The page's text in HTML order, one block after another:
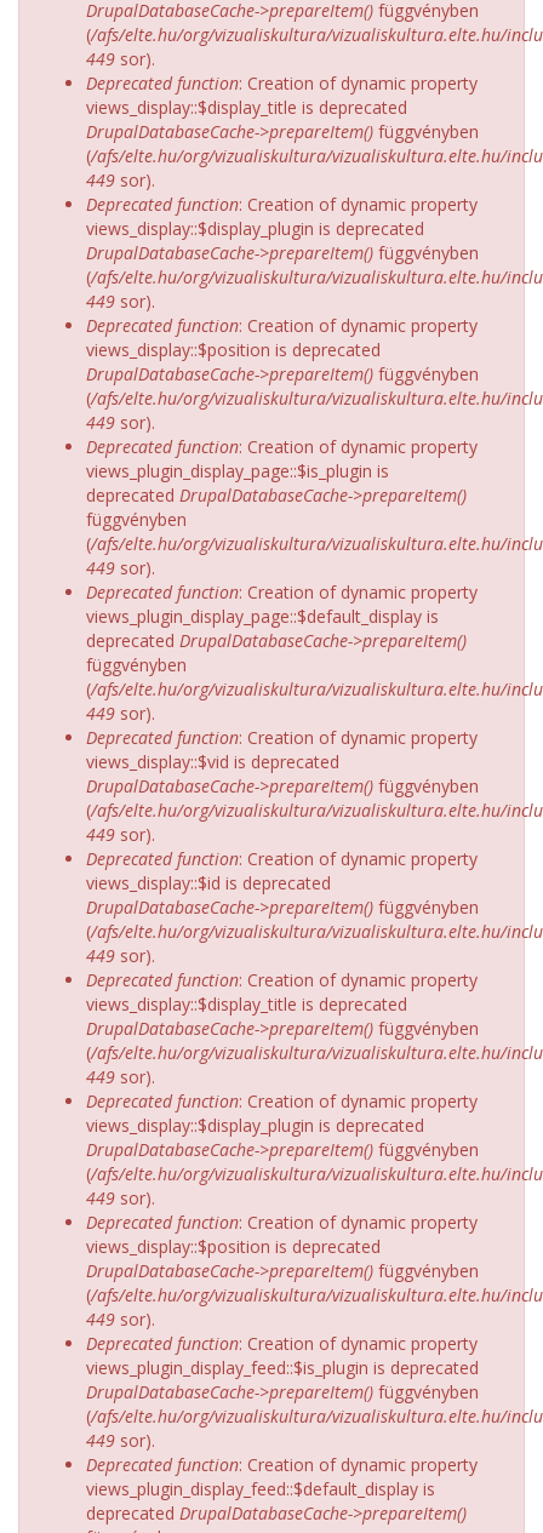
DrupalDatabaseCache->prepareItem() függvényben
(/afs/elte.hu/org/vizualiskultura/vizualiskultura.elte.hu/
449 sor).
Deprecated function: Creation of dynamic property
views_display::$display_title is deprecated
DrupalDatabaseCache->prepareItem() függvényben
(/afs/elte.hu/org/vizualiskultura/vizualiskultura.elte.hu/
449 sor).
Deprecated function: Creation of dynamic property
views_display::$display_plugin is deprecated
DrupalDatabaseCache->prepareItem() függvényben
(/afs/elte.hu/org/vizualiskultura/vizualiskultura.elte.hu/
449 sor).
Deprecated function: Creation of dynamic property
views_display::$position is deprecated
DrupalDatabaseCache->prepareItem() függvényben
(/afs/elte.hu/org/vizualiskultura/vizualiskultura.elte.hu/
449 sor).
Deprecated function: Creation of dynamic property
views_plugin_display_page::$is_plugin is
deprecated DrupalDatabaseCache->prepareItem()
függvényben
(/afs/elte.hu/org/vizualiskultura/vizualiskultura.elte.hu/
449 sor).
Deprecated function: Creation of dynamic property
views_plugin_display_page::$default_display is
deprecated DrupalDatabaseCache->prepareItem()
függvényben
(/afs/elte.hu/org/vizualiskultura/vizualiskultura.elte.hu/
449 sor).
Deprecated function: Creation of dynamic property
views_display::$vid is deprecated
DrupalDatabaseCache->prepareItem() függvényben
(/afs/elte.hu/org/vizualiskultura/vizualiskultura.elte.hu/
449 sor).
Deprecated function: Creation of dynamic property
views_display::$id is deprecated
DrupalDatabaseCache->prepareItem() függvényben
(/afs/elte.hu/org/vizualiskultura/vizualiskultura.elte.hu/
449 sor).
Deprecated function: Creation of dynamic property
views_display::$display_title is deprecated
DrupalDatabaseCache->prepareItem() függvényben
(/afs/elte.hu/org/vizualiskultura/vizualiskultura.elte.hu/
449 sor).
Deprecated function: Creation of dynamic property
views_display::$display_plugin is deprecated
DrupalDatabaseCache->prepareItem() függvényben
(/afs/elte.hu/org/vizualiskultura/vizualiskultura.elte.hu/
449 sor).
Deprecated function: Creation of dynamic property
views_display::$position is deprecated
DrupalDatabaseCache->prepareItem() függvényben
(/afs/elte.hu/org/vizualiskultura/vizualiskultura.elte.hu/
449 sor).
Deprecated function: Creation of dynamic property
views_plugin_display_feed::$is_plugin is deprecated
DrupalDatabaseCache->prepareItem() függvényben
(/afs/elte.hu/org/vizualiskultura/vizualiskultura.elte.hu/
449 sor).
Deprecated function: Creation of dynamic property
views_plugin_display_feed::$default_display is
deprecated DrupalDatabaseCache->prepareItem()